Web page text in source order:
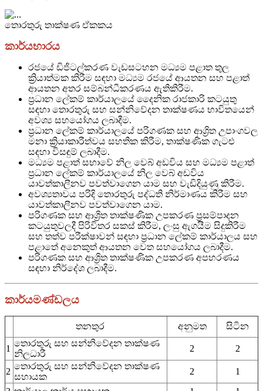
තොරතුරු තාක්ෂණ ඒකකය
කාර්යභාරය
රජයේ ඩිජිටල්කරණ වැඩසටහන මධ්‍යම පළාත තුල
ක්‍රියාත්මක කිරීම සඳහා මධ්‍යම රජයේ ආයතන සහ පළාත්
ආයතන අතර සම්බන්ධීකරණය ඇතිකිරීම.
ප්‍රධාන ලේකම් කාර්යාලයේ දෛනික රාජකාරි කටයුතු
සඳහා තොරතුරු සහ සන්නිවේදන තාක්ෂණය භාවිතයෙන්
අවශ්‍ය සහයෝගය ලබාදීම.
ප්‍රධාන ලේකම් කාර්යාලයේ පරිගණක සහ ආශ්‍රිත උපාංගවල
මනා ක්‍රියාකාරීත්වය සහතික කිරීම, තාක්ෂණික ගැටළු
සඳහා විසඳුම් ලබාදීම.
මධ්‍යම පළාත් සභාවේ නිල වෙබ් අඩවිය සහ මධ්‍යම පළාත්
ප්‍රධාන ලේකම් කාර්යාලයේ නිල වෙබ් අඩවිය
යාවත්කාලීනව පවත්වාගෙන යාම සහ වැඩිදියුණු කිරීම.
අවශ්‍යතාවය පරිදි තොරතුරු පද්ධති නිර්මාණය කිරීම සහ
යාවත්කාලීනව පවත්වාගෙන යාම.
පරිගණක සහ ආශ්‍රිත තාක්ෂණික උපකරණ ප්‍රසම්පාදන
කටයුතුවලදී පිරිවිතර සකස් කිරීම, ලංසු ඇගයීම සිදුකිරීම
සහ තත්ව පරීක්ෂාවන් සඳහා ප්‍රධාන ලේකම් කාර්යාලය සහ
පළාතේ අනෙකුත් ආයතන වෙත සහයෝගය ලබාදීම.
පරිගණක සහ ආශ්‍රිත තාක්ෂණික උපකරණ අපහරණය
සඳහා නිර්දේශ ලබාදීම.
කාර්යමණ්ඩලය
තනතුර අනුමත සිටින
1
තොරතුරු සහ සන්නිවේදන තාක්ෂණ
නිලධාරී
2 2
2
තොරතුරු සහ සන්නිවේදන තාක්ෂණ
සහායක
2
1